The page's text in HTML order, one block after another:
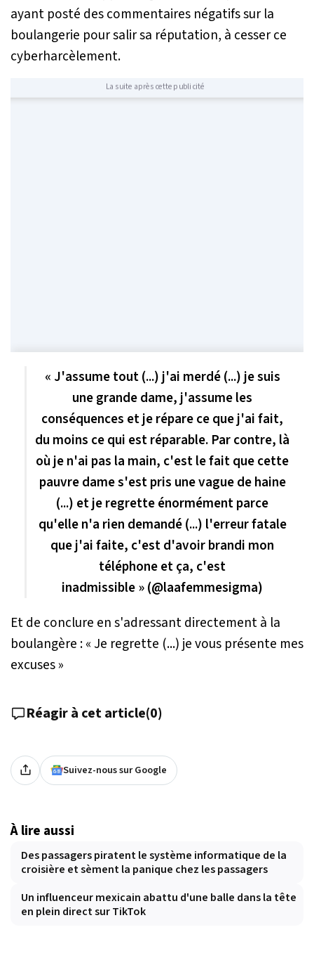
ayant posté des commentaires négatifs sur la
boulangerie pour salir sa réputation, à cesser ce
cyberharcèlement.
La suite après cette publicité
« J'assume tout (...) j'ai merdé (...) je suis
une grande dame, j'assume les
conséquences et je répare ce que j'ai fait,
du moins ce qui est réparable. Par contre, là
où je n'ai pas la main, c'est le fait que cette
pauvre dame s'est pris une vague de haine
(...) et je regrette énormément parce
qu'elle n'a rien demandé (...) l'erreur fatale
que j'ai faite, c'est d'avoir brandi mon
téléphone et ça, c'est
inadmissible » (@laafemmesigma)
Et de conclure en s'adressant directement à la
boulangère : « Je regrette (...) je vous présente mes
excuses»
Réagir à cet article(0)
Suivez-nous sur Google
À lire aussi
Des passagers piratent le système informatique de la
croisière et sèment la panique chez les passagers
Un influenceur mexicain abattu d'une balle dans la tête
en plein direct sur TikTok